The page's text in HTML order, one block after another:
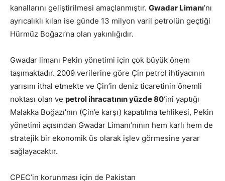
kanallarını geliştirilmesi amaçlanmıştır. Gwadar Limanı’nı
ayrıcalıklı kılan ise günde 13 milyon varil petrolün geçtiği
Hürmüz Boğazı’na olan yakınlığıdır.
Gwadar limanı Pekin yönetimi için çok büyük önem
taşımaktadır. 2009 verilerine göre Çin petrol ihtiyacının
yarısını ithal etmekte ve Çin’in deniz ticaretinin önemli
noktası olan ve petrol ihracatının yüzde 80‘ini yaptığı
Malakka Boğazı’nın (Çin’e karşı) kapatılma tehlikesi, Pekin
yönetimi açısından Gwadar Limanı’nının hem karlı hem de
stratejik bir ekonomik üs olarak işlev görmesine yarar
sağlayacaktır.
CPEC’in korunması için de Pakistan